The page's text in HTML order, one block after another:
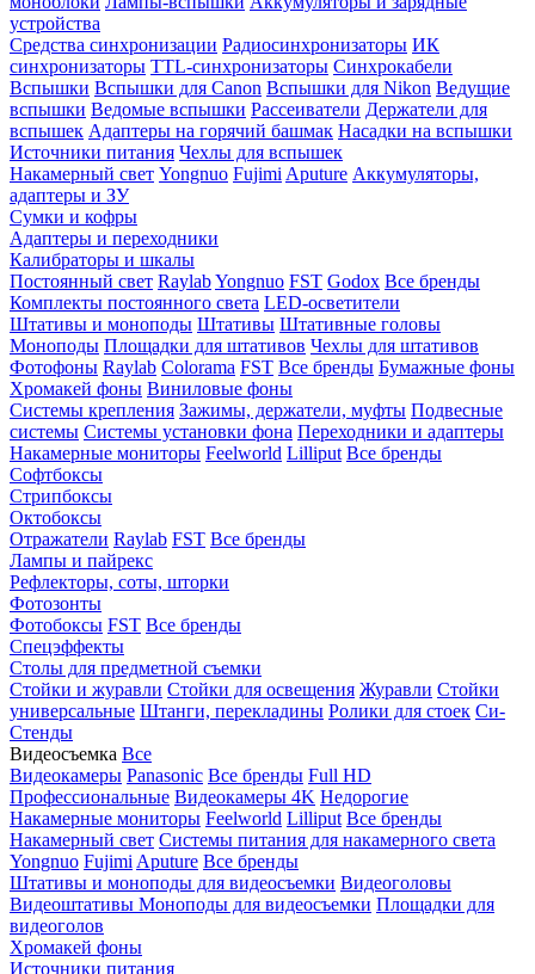
устройства
Средства синхронизации Радиосинхронизаторы ИК
синхронизаторы TTL-синхронизаторы Синхрокабели
Вспышки Вспышки для Canon Вспышки для Nikon Ведущие
вспышки Ведомые вспышки Рассеиватели Держатели для
вспышек Адаптеры на горячий башмак Насадки на вспышки
Источники питания Чехлы для вспышек
Накамерный свет Yongnuo Fujimi Aputure Аккумуляторы,
адаптеры и ЗУ
Сумки и кофры
Адаптеры и переходники
Калибраторы и шкалы
Постоянный свет RaylabYongnuo FST Godox Все бренды
Комплекты постоянного света LED-осветители
Штативы и моноподы Штативы Штативные головы
Моноподы Площадки для штативов Чехлы для штативов
Фотофоны Raylab Colorama FST Все бренды Бумажные фоны
Хромакей фоны Виниловые фоны
Системы крепления Зажимы, держатели, муфты Подвесные
системы Системы установки фона Переходники и адаптеры
Накамерные мониторы Feelworld Lilliput Все бренды
Софтбоксы
Стрипбоксы
Октобоксы
Отражатели Raylab FST Все бренды
Лампы и пайрекс
Рефлекторы, соты, шторки
Фотозонты
Фотобоксы FST Все бренды
Спецэффекты
Столы для предметной съемки
Стойки и журавли Стойки для освещения Журавли Стойки
универсальные Штанги, перекладины Ролики для стоек Си-
Стенды
Видеосъемка Все
Видеокамеры Panasonic Все бренды Full HD
Профессиональные Видеокамеры 4K Недорогие
Накамерные мониторы Feelworld Lilliput Все бренды
Накамерный свет Системы питания для накамерного света
Yongnuo Fujimi Aputure Все бренды
Штативы и моноподы для видеосъемки Видеоголовы
Видеоштативы Моноподы для видеосъемки Площадки для
видеоголов
Хромакей фоны
Источники питания